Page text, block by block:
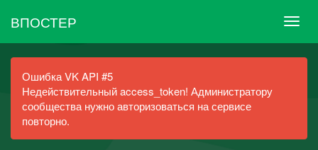
ВПОСТЕР
Ошибка VK API #5
Недействительный access_token! Администратору
сообщества нужно авторизоваться на сервисе
повторно.